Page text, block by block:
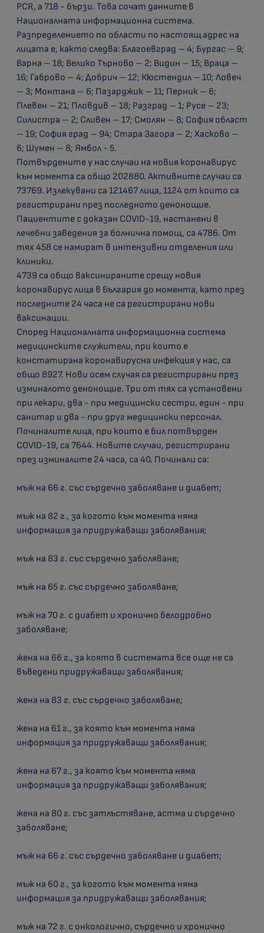
PCR, а 718 - бързи. Това сочат данните в
Националната информационна система.
Разпределението по области по настоящ адрес на
лицата е, както следва: Благоевград – 4; Бургас – 9;
Варна – 18; Велико Търново – 2; Видин – 15; Враца –
16; Габрово – 4; Добрич – 12; Кюстендил – 10; Ловеч
– 3; Монтана – 6; Пазарджик – 11; Перник – 6;
Плевен – 21; Пловдив – 18; Разград – 1; Русе – 23;
Силистра – 2; Сливен – 17; Смолян – 8; София област
– 19; София град – 94; Стара Загора – 2; Хасково –
6; Шумен – 8; Ямбол - 5.
Потвърдените у нас случаи на новия коронавирус
към момента са общо 202880. Активните случаи са
73769. Излекувани са 121467 лица, 1124 от които са
регистрирани през последното денонощие.
Пациентите с доказан COVID-19, настанени в
лечебни заведения за болнична помощ, са 4786. От
тях 458 се намират в интензивни отделения или
клиники.
4739 са общо ваксинираните срещу новия
коронавирус лица в България до момента, като през
последните 24 часа не са регистрирани нови
ваксинации.
Според Националната информационна система
медицинските служители, при които е
констатирана коронавирусна инфекция у нас, са
общо 8927. Нови осем случая са регистрирани през
изминалото денонощие. Три от тях са установени
при лекари, два - при медицински сестри, един - при
санитар и два - при друг медицински персонал.
Починалите лица, при които е бил потвърден
COVID-19, са 7644. Новите случаи, регистрирани
през изминалите 24 часа, са 40. Починали са:
мъж на 66 г. със сърдечно заболяване и диабет;
мъж на 82 г., за когото към момента няма
информация за придружаващи заболявания;
мъж на 83 г. със сърдечно заболяване;
мъж на 65 г. със сърдечно заболяване;
мъж на 70 г. с диабет и хронично белодробно
заболяване;
жена на 66 г., за която в системата все още не са
въведени придружаващи заболявания;
жена на 83 г. със сърдечно заболяване;
жена на 61 г., за която към момента няма
информация за придружаващи заболявания;
жена на 67 г., за която към момента няма
информация за придружаващи заболявания;
жена на 80 г. със затлъстяване, астма и сърдечно
заболяване;
мъж на 66 г. със сърдечно заболяване и диабет;
мъж на 60 г., за когото към момента няма
информация за придружаващи заболявания;
мъж на 72 г. с онкологично, сърдечно и хронично